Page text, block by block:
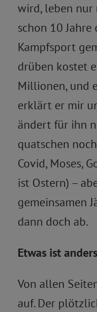
wird, leben nur
schon 10
Kampfsport
drüben kostet
Millionen, und
erklärt er mir
ändert für ihn
quatschen
Covid, Moses,
ist Ostern) –
gemeinsamen
dann doch ab.
Etwas ist anders
Von allen
auf. Der